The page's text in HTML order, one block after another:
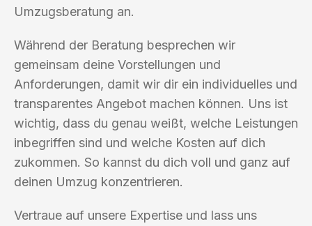
Umzugsberatung an.
Während der Beratung besprechen wir
gemeinsam deine Vorstellungen und
Anforderungen, damit wir dir ein individuelles und
transparentes Angebot machen können. Uns ist
wichtig, dass du genau weißt, welche Leistungen
inbegriffen sind und welche Kosten auf dich
zukommen. So kannst du dich voll und ganz auf
deinen Umzug konzentrieren.
Vertraue auf unsere Expertise und lass uns